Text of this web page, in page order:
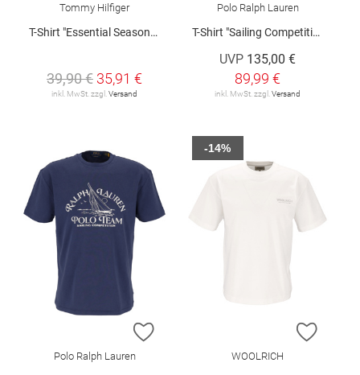
Tommy Hilfiger
T-Shirt "Essential Seasonal"
39,90 € 35,91 €
inkl. MwSt. zzgl.Versand
Polo Ralph Lauren
T-Shirt "Sailing Competition"
UVP 135,00 €
89,99 €
inkl. MwSt. zzgl.Versand
ZUR WUNSCHLISTE HINZUFÜGEN
Polo Ralph Lauren
ZUR
WOOLRICH
-14%